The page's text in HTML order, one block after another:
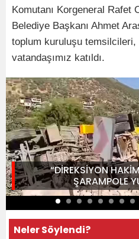
Komutanı Korgeneral Rafet
Belediye Başkanı Ahmet
toplum kuruluşu
vatandaşımız katıldı.
“DİREKSİYON
ŞARAMPOLE
Neler Söylendi?